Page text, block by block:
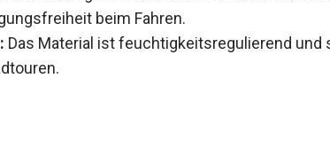
beim Fahren.
Das Material ist feuchtigkeitsregulierend und